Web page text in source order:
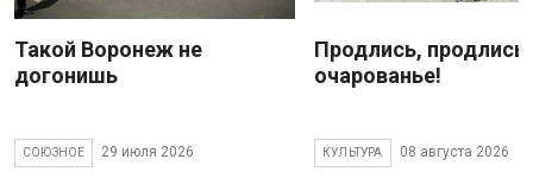
Такой Воронеж не
догонишь
СОЮЗНОЕ 29 июля 2026
Продлись, продлись
очарованье!
КУЛЬТУРА 08 августа 2026